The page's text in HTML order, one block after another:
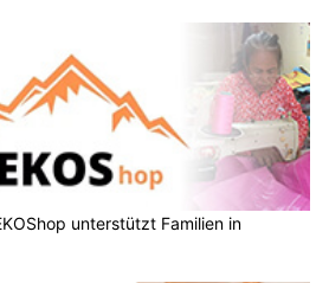
unterstützt Familien in